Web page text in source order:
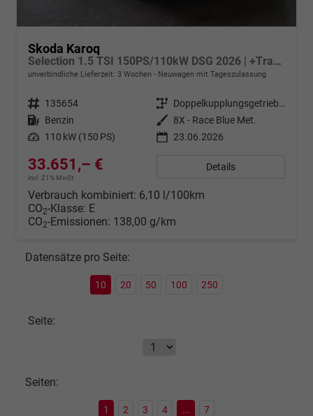
Skoda Karoq
Selection 1.5 TSI 150PS/110kW DSG 2026 | +TravelAssist +RFK & Parksensoren +Var. Gepäckraumboden
unverbindliche Lieferzeit: 3 Wochen Neuwagen mit Tageszulassung
Fahrzeugnr. 135654 Getriebe
Doppelkupplungsgetriebe (DSG)
Kraftstoff Benzin Außenfarbe 8X - Race Blue Met.
Leistung 110 kW (150 PS) 23.06.2026
33.651,– €
incl. 21% MwSt.
Details
Verbrauch kombiniert: 6,10 l/100km
CO2-Klasse: E
CO2-Emissionen: 138,00 g/km
Datensätze pro Seite:
10 20 50 100 250
Seite:
Seiten:
1 2 3 4 ... 7